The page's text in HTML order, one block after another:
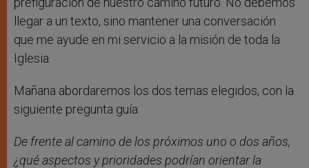
llegar a un texto, sino mantener una conversación
que me ayude en mi servicio a la misión de toda la
Iglesia.
Mañana abordaremos los dos temas elegidos, con la
siguiente pregunta guía:
De frente al camino de los próximos uno o dos años,
¿qué aspectos y prioridades podrían orientar la